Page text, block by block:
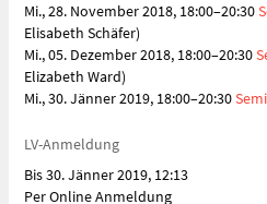
Mi., 28. November 2018, 18:00–20:30
Elisabeth Schäfer)
Mi., 05. Dezember 2018, 18:00–20:30
Elizabeth Ward)
Mi., 30. Jänner 2019, 18:00–20:30
LV-Anmeldung
Bis 30. Jänner 2019, 12:13
Per Online Anmeldung